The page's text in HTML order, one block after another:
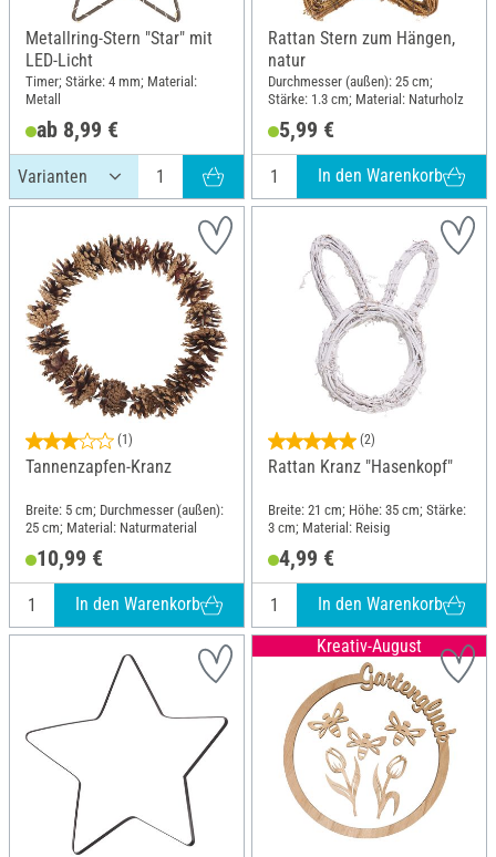
Metallring-Stern "Star" mit
LED-Licht
Timer; Stärke: 4 mm; Material:
Metall
ab 8,99 €
Rattan Stern zum Hängen,
natur
Durchmesser (außen): 25 cm;
Stärke: 1.3 cm; Material: Naturholz
5,99 €
In den Warenkorb
(1)
Tannenzapfen-Kranz
Breite: 5 cm; Durchmesser (außen):
25 cm; Material: Naturmaterial
10,99 €
In den Warenkorb
(2)
Rattan Kranz "Hasenkopf"
Breite: 21 cm; Höhe: 35 cm; Stärke:
3 cm; Material: Reisig
4,99 €
In den Warenkorb
Kreativ-August